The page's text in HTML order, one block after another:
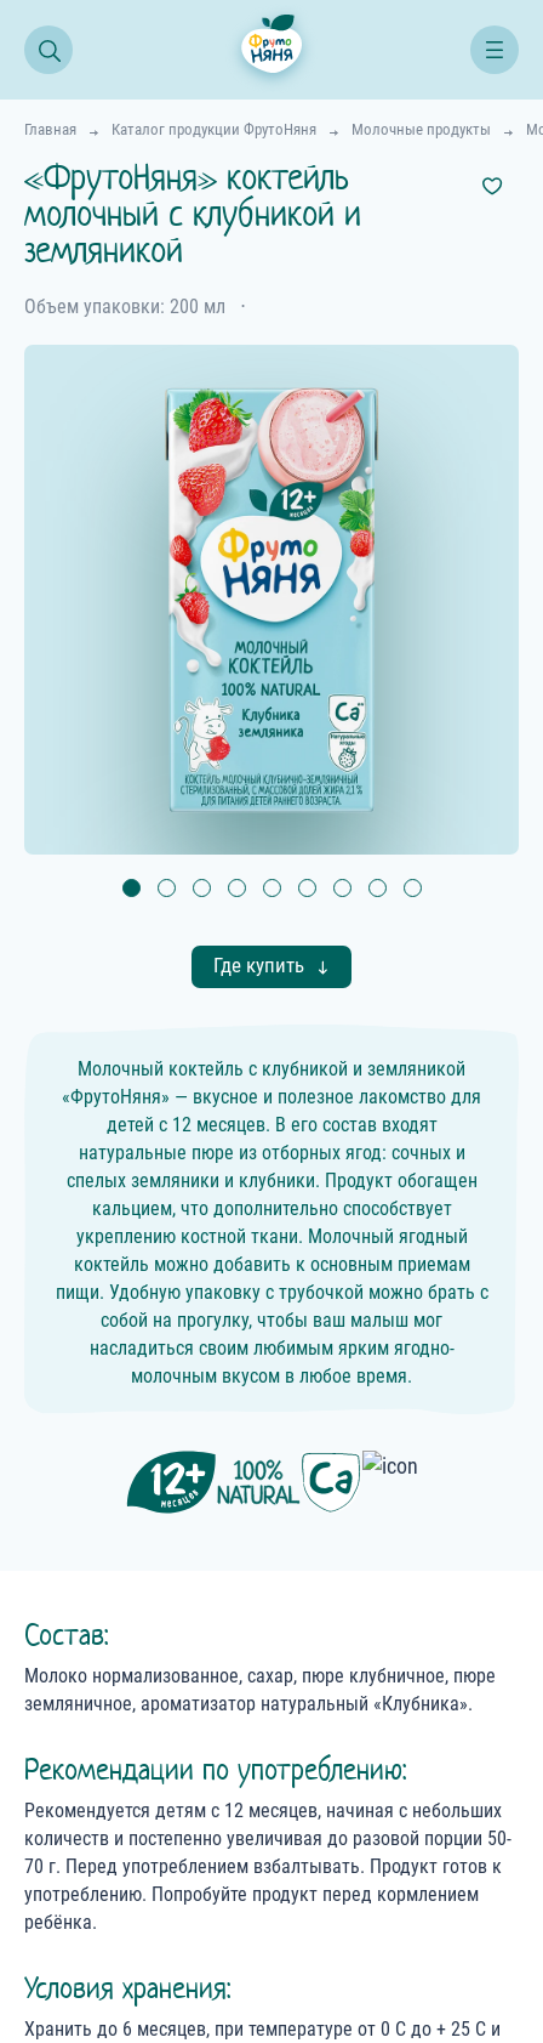
Главная Каталог продукции ФрутоНяня Молочные продукты
«ФрутоНяня» коктейль
молочный с клубникой и
земляникой
Объем упаковки: 200 мл ⋅
Где купить
Молочный коктейль с клубникой и земляникой
«ФрутоНяня» — вкусное и полезное лакомство для
детей с 12 месяцев. В его состав входят
натуральные пюре из отборных ягод: сочных и
спелых земляники и клубники. Продукт обогащен
кальцием, что дополнительно способствует
укреплению костной ткани. Молочный ягодный
коктейль можно добавить к основным приемам
пищи. Удобную упаковку с трубочкой можно брать с
собой на прогулку, чтобы ваш малыш мог
насладиться своим любимым ярким ягодно-
молочным вкусом в любое время.
Состав:
Молоко нормализованное, сахар, пюре клубничное, пюре
земляничное, ароматизатор натуральный «Клубника».
Рекомендации по употреблению:
Рекомендуется детям с 12 месяцев, начиная с небольших
количеств и постепенно увеличивая до разовой порции 50-
70 г. Перед употреблением взбалтывать. Продукт готов к
употреблению. Попробуйте продукт перед кормлением
ребёнка.
Условия хранения:
Хранить до 6 месяцев, при температуре от 0 С до + 25 С и